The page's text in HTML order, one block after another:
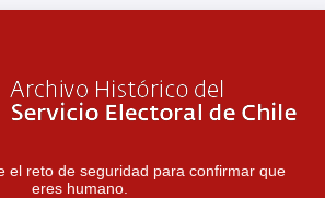
el reto de seguridad para confirmar que
eres humano.